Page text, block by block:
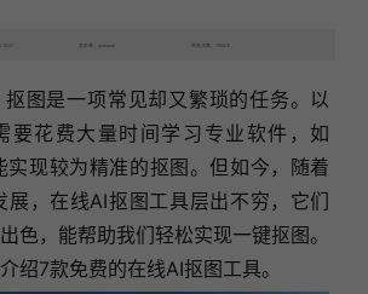
10:27 发表者：qianqian 浏览次数：7985次
图是一项常见却又繁琐的任务。以
要花费大量时间学习专业软件，如
实现较为精准的抠图。但如今，随着
展，在线AI抠图工具层出不穷，它们
色，能帮助我们轻松实现一键抠图。
绍7款免费的在线AI抠图工具。